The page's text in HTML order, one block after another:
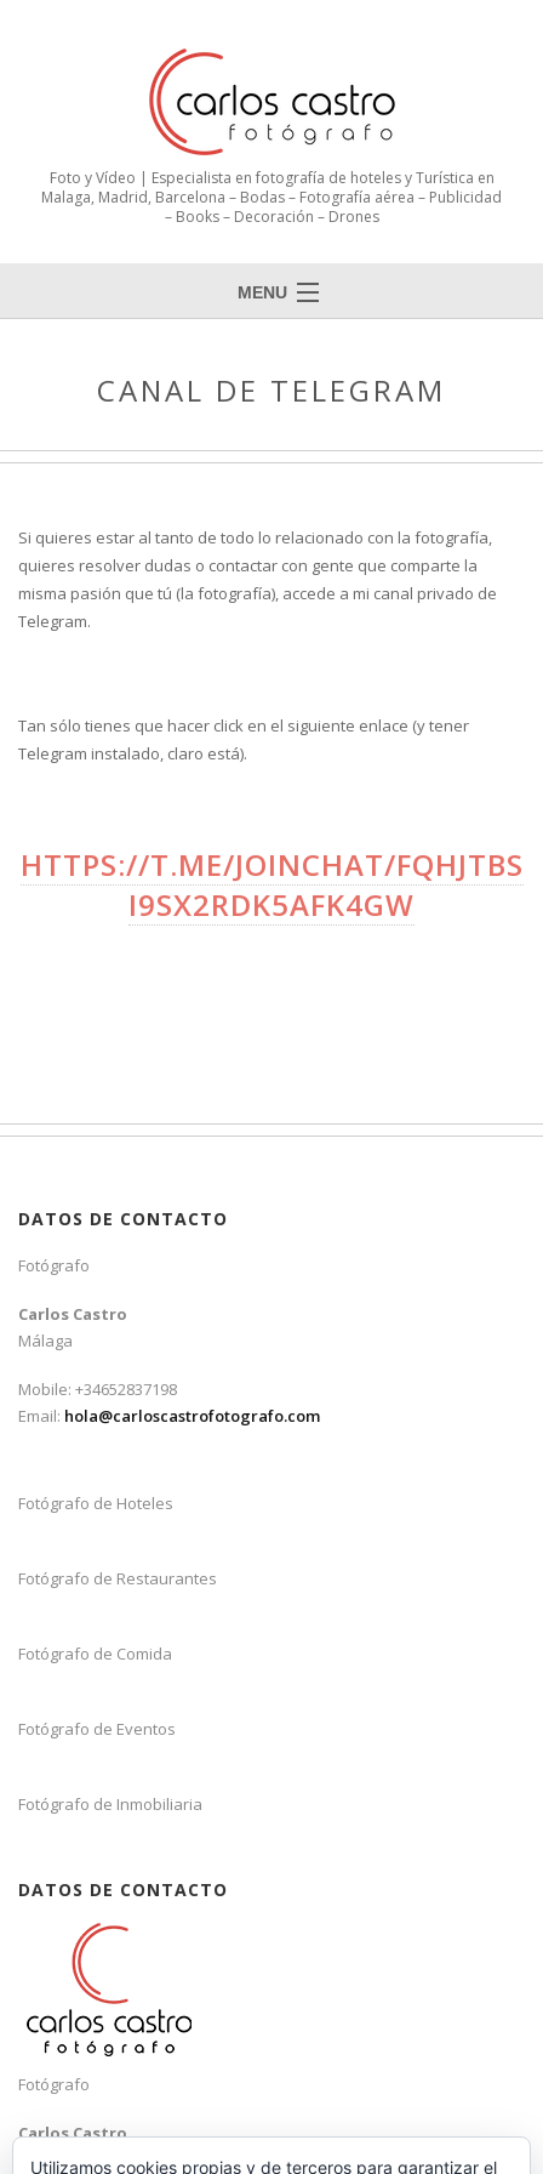
Foto y Vídeo | Especialista en fotografía de hoteles y Turística en
Malaga, Madrid, Barcelona – Bodas – Fotografía aérea – Publicidad
– Books – Decoración – Drones
MENU
CANAL DE TELEGRAM
Si quieres estar al tanto de todo lo relacionado con la fotografía,
quieres resolver dudas o contactar con gente que comparte la
misma pasión que tú (la fotografía), accede a mi canal privado de
Telegram.
Tan sólo tienes que hacer click en el siguiente enlace (y tener
Telegram instalado, claro está).
HTTPS://T.ME/JOINCHAT/FQHJTBS
I9SX2RDK5AFK4GW
DATOS DE CONTACTO
Fotógrafo
Carlos Castro
Málaga
Mobile: +34652837198
Email: hola@carloscastrofotografo.com
Fotógrafo de Hoteles
Fotógrafo de Restaurantes
Fotógrafo de Comida
Fotógrafo de Eventos
Fotógrafo de Inmobiliaria
DATOS DE CONTACTO
Fotógrafo
Carlos Castro
Málaga
Utilizamos cookies propias y de terceros para garantizar el